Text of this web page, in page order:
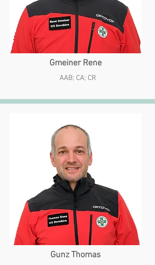
Gmeiner Rene
AAB; CA; CR
Gunz Thomas